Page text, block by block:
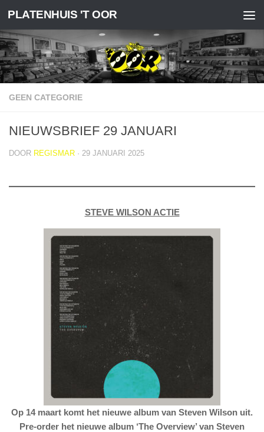
Doorgaan naar inhoud
PLATENHUIS 'T OOR
GEEN CATEGORIE
NIEUWSBRIEF 29 JANUARI
DOOR REGISMAR · 29 JANUARI 2025
STEVE WILSON ACTIE
Op 14 maart komt het nieuwe album van Steven Wilson uit.
Pre-order het nieuwe album ‘The Overview’ van Steven